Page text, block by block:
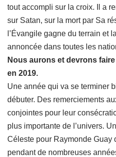
tout accompli sur la croix. Il a
sur Satan, sur la mort par Sa
l’Évangile gagne du terrain et
annoncée dans toutes les
Nous aurons et devrons
en 2019.
Une année qui va se terminer
débuter. Des remerciements
conjointes pour leur
plus importante de l’univers.
Céleste pour Raymonde Guay
pendant de nombreuses